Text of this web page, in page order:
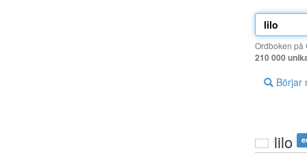
Ordboken på
210 000
Börjar
lilo